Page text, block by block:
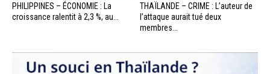
PHILIPPINES – ÉCONOMIE : La
croissance ralentit à 2,3 %, au...
THAÏLANDE – CRIME : L’auteur de
l’attaque aurait tué deux
membres...